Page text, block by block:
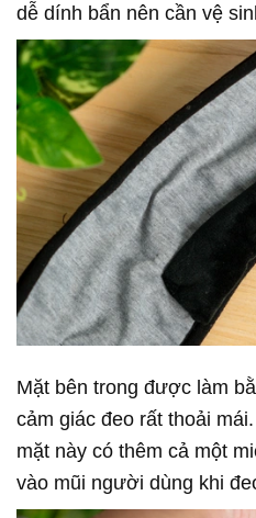
dễ dính bẩn nên cần vệ
Mặt bên trong được làm
cảm giác đeo rất thoải
mặt này có thêm cả một
vào mũi người dùng khi